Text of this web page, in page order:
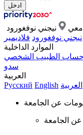
نيجني نوفغورود
نيجني نوفغورود فلاديمير
الموارد الداخلية
حساب الطبيب الشخصي
سدو
العربية
Русский English العربية
عن الجامعة
الجامعة